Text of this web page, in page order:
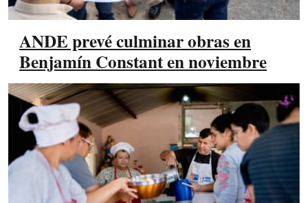
ANDE prevé culminar obras en
Benjamín Constant en noviembre